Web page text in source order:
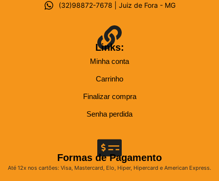
(32)98872-7678 | Juiz de Fora - MG
Links:
Minha conta
Carrinho
Finalizar compra
Senha perdida
Formas de Pagamento
Até 12x nos cartões: Visa, Mastercard, Elo, Hiper, Hipercard e American Express.